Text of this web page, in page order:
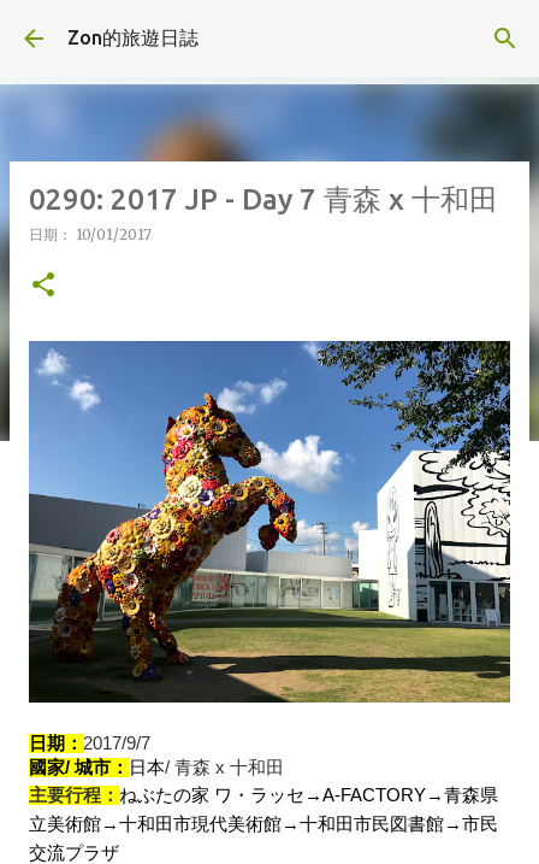
Zon的旅遊日誌
0290: 2017 JP - Day 7 青森 x 十和田
日期： 10/01/2017
日期： 2017/9/7
國家/ 城市： 日本/ 青森 x 十和田
主要行程： ねぶたの家 ワ・ラッセ→A-FACTORY→青森県
立美術館→十和田市現代美術館→十和田市民図書館→市民
交流プラザ